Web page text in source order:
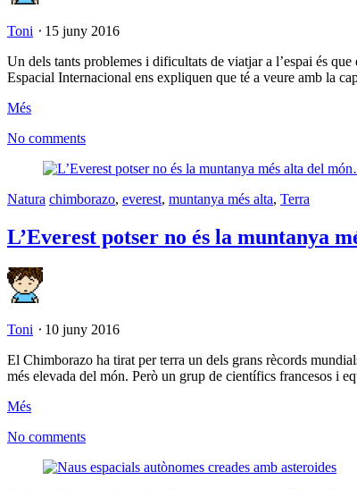
Toni ⋅ 15 juny 2016
Un dels tants problemes i dificultats de viatjar a l’espai és
Espacial Internacional ens expliquen que té a veure amb la
Més
No comments
Natura chimborazo, everest, muntanya més alta, Terra
L’Everest potser no és la muntanya
Toni ⋅ 10 juny 2016
El Chimborazo ha tirat per terra un dels grans rècords
més elevada del món. Però un grup de científics francesos i
Més
No comments